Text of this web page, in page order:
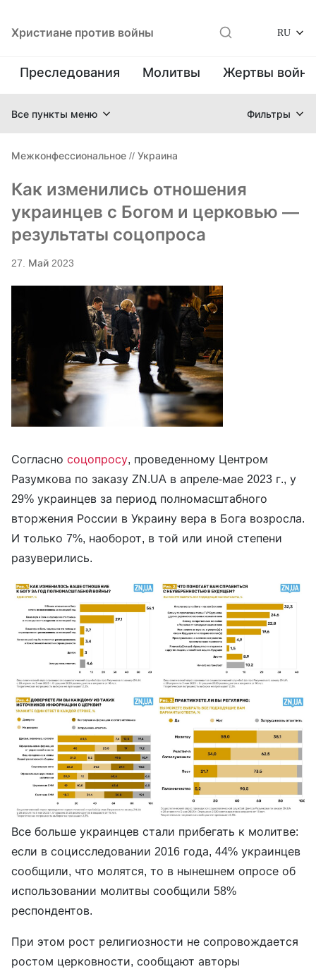
Христиане против войны RU
Преследования Молитвы Жертвы
Все пункты меню Фильтры
Межконфессиональное // Украина
Как изменились отношения
украинцев с Богом и церковью —
результаты соцопроса
27. Май 2023
Согласно соцопросу, проведенному Центром
Разумкова по заказу ZN.UA в апреле-мае 2023 г., у
29% украинцев за период полномасштабного
вторжения России в Украину вера в Бога возросла.
И только 7%, наоборот, в той или иной степени
разуверились.
Все больше украинцев стали прибегать к молитве:
если в социсследовании 2016 года, 44% украинцев
сообщили, что молятся, то в нынешнем опросе об
использовании молитвы сообщили 58%
респондентов.
При этом рост религиозности не сопровождается
ростом церковности, сообщают авторы